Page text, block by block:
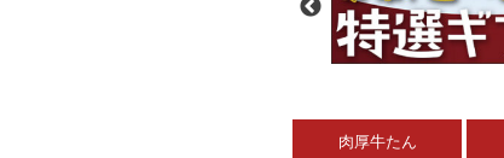
肉厚牛たん